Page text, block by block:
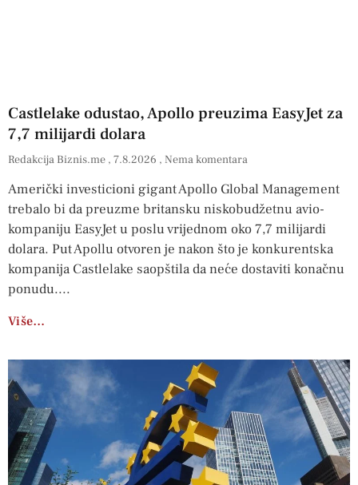
Castlelake odustao, Apollo preuzima EasyJet za
7,7 milijardi dolara
Redakcija Biznis.me 7.8.2026 Nema komentara
Američki investicioni gigant Apollo Global Management
trebalo bi da preuzme britansku niskobudžetnu avio-
kompaniju EasyJet u poslu vrijednom oko 7,7 milijardi
dolara. Put Apollu otvoren je nakon što je konkurentska
kompanija Castlelake saopštila da neće dostaviti konačnu
ponudu.
Više…